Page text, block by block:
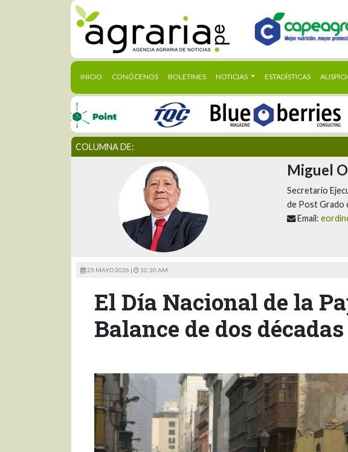
INICIO (CURRENT)
CONÓCENOS BOLETINES NOTICIAS ESTADÍSTICAS
COLUMNA DE:
Miguel
Secretario
de Post Grado
Email:
25 MAYO 2026 | 10:20 AM
El Día Nacional de la
Balance de dos décadas